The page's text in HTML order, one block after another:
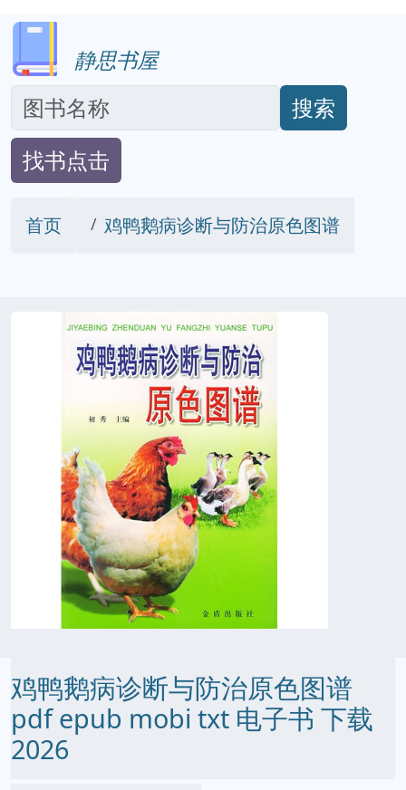
静思书屋
搜索
找书点击
首页 鸡鸭鹅病诊断与防治原色图谱
鸡鸭鹅病诊断与防治原色图谱
pdf epub mobi txt 电子书 下载
2026